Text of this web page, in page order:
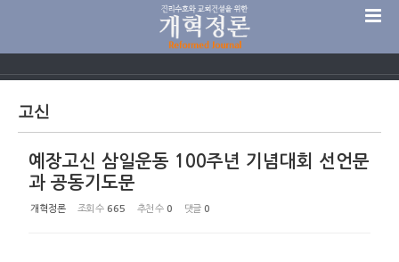
고신
예장고신 삼일운동 100주년 기념대회 선언문
과 공동기도문
개혁정론 조회 수 665 추천 수 0 댓글 0
Sketchbook5, 스케치북5
Sketchbook5, 스케치북5